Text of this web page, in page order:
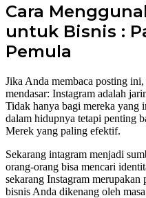
Cara
untuk Bisnis :
Pemula
Jika Anda membaca posting
mendasar: Instagram adalah
Tidak hanya bagi mereka yang
dalam hidupnya tetapi penting
Merek yang paling efektif.
Sekarang intagram menjadi
orang-orang bisa mencari
sekarang Instagram
bisnis Anda dikenang oleh